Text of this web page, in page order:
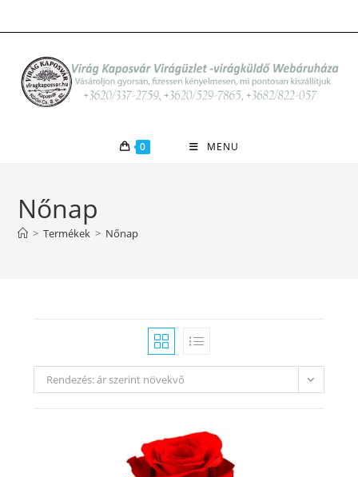
to
0 MENU
Nőnap
> Termékek > Nőnap
Rendezés: ár szerint növekvő